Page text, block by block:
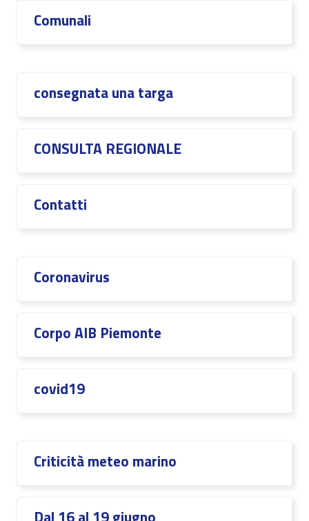
Comunali
consegnata una targa
CONSULTA REGIONALE
Contatti
Coronavirus
Corpo AIB Piemonte
covid19
Criticità meteo marino